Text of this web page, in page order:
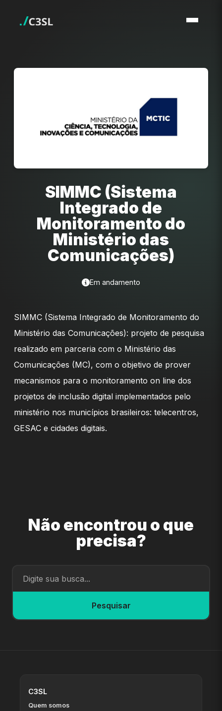
SIMMC (Sistema
Integrado de
Monitoramento do
Ministério das
Comunicações)
Em andamento
SIMMC (Sistema Integrado de Monitoramento do
Ministério das Comunicações): projeto de pesquisa
realizado em parceria com o Ministério das
Comunicações (MC), com o objetivo de prover
mecanismos para o monitoramento on line dos
projetos de inclusão digital implementados pelo
ministério nos municípios brasileiros: telecentros,
GESAC e cidades digitais.
Não encontrou o que
precisa?
Pesquisar
C3SL
Quem somos